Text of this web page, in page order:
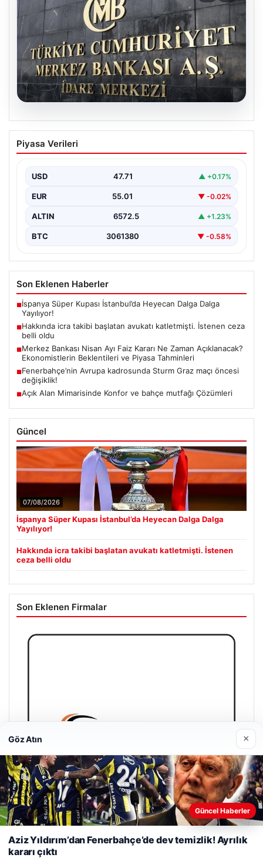
05.08.2026
Fenerbahçe’nin Avrupa kadrosunda
Sturm Graz maçı öncesi değişiklik!
Piyasa Verileri
USD 47.71 ▲ +0.17%
EUR 55.01 ▼ -0.02%
ALTIN 6572.5 ▲ +1.23%
BTC 3061380 ▼ -0.58%
Son Eklenen Haberler
■İspanya Süper Kupası İstanbul’da Heyecan Dalga Dalga
Yayılıyor!
■Hakkında icra takibi başlatan avukatı katletmişti. İstenen ceza
belli oldu
■Merkez Bankası Nisan Ayı Faiz Kararı Ne Zaman Açıklanacak?
Ekonomistlerin Beklentileri ve Piyasa Tahminleri
■Fenerbahçe’nin Avrupa kadrosunda Sturm Graz maçı öncesi
değişiklik!
■Açık Alan Mimarisinde Konfor ve bahçe mutfağı Çözümleri
Güncel
07/08/2026
İspanya Süper Kupası İstanbul’da Heyecan Dalga Dalga
Yayılıyor!
Hakkında icra takibi başlatan avukatı katletmişti. İstenen
ceza belli oldu
Son Eklenen Firmalar
Web sitemizi nasıl kullandığınızı daha iyi anlayabilmek,
deneyiminizi kişiselleştirmek ve geliştirmek amacıyla çerezler
kullanıyoruz.
Çerez Politikamız
Reddet
Göz Atın ×
Güncel Haberler
Aziz Yıldırım’dan Fenerbahçe’de dev temizlik! Ayrılık
kararı çıktı